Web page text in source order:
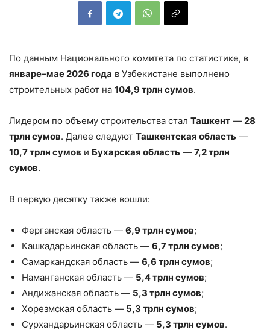
По данным Национального комитета по статистике, в
январе–мае 2026 года в Узбекистане выполнено
строительных работ на 104,9 трлн сумов.
Лидером по объему строительства стал Ташкент — 28
трлн сумов. Далее следуют Ташкентская область —
10,7 трлн сумов и Бухарская область — 7,2 трлн
сумов.
В первую десятку также вошли:
Ферганская область — 6,9 трлн сумов;
Кашкадарьинская область — 6,7 трлн сумов;
Самаркандская область — 6,6 трлн сумов;
Наманганская область — 5,4 трлн сумов;
Андижанская область — 5,3 трлн сумов;
Хорезмская область — 5,3 трлн сумов;
Сурхандарьинская область — 5,3 трлн сумов.